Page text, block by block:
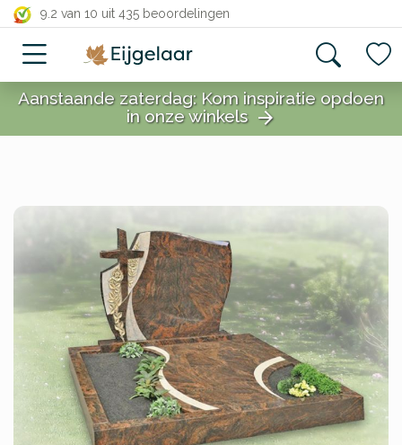
9.2 van 10 uit 435 beoordelingen
close
close
Aanstaande zaterdag: Kom inspiratie opdoen
in onze winkels arrow_forward